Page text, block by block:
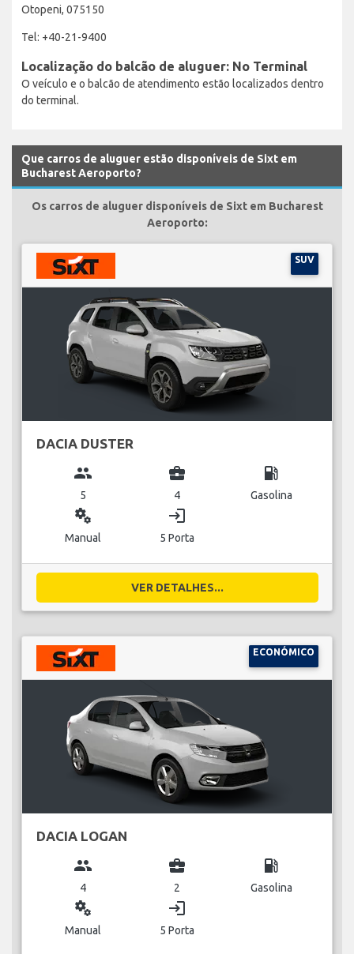
Otopeni, 075150
Tel: +40-21-9400
Localização do balcão de aluguer: No Terminal
O veículo e o balcão de atendimento estão localizados dentro
do terminal.
Que carros de aluguer estão disponíveis de Sixt em
Bucharest Aeroporto?
Os carros de aluguer disponíveis de Sixt em Bucharest
Aeroporto:
SUV
DACIA DUSTER
group
5
business_center
4
local_gas_station
Gasolina
miscellaneous_services
Manual
login
5 Porta
VER DETALHES...
ECONÓMICO
DACIA LOGAN
group
4
business_center
2
local_gas_station
Gasolina
miscellaneous_services
Manual
login
5 Porta